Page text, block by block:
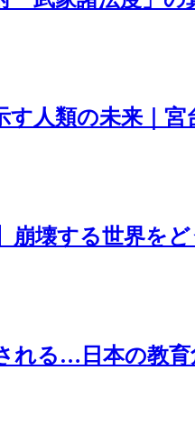
す人類の未来｜
崩壊する世界を
る…日本の教育